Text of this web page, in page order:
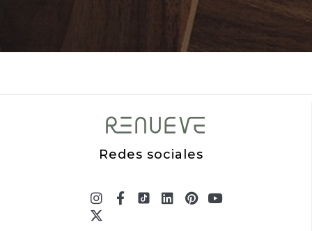
Redes sociales
Instagram
Facebook-
f
Linkedin
Pinterest
Youtube
X-
twitter